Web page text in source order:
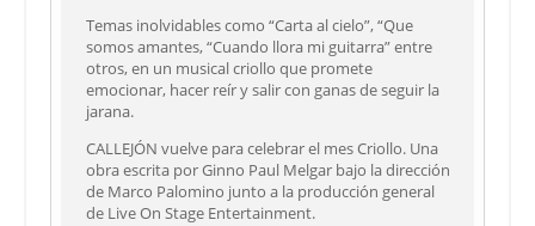
Temas inolvidables como “Carta al cielo”, “Que
somos amantes, “Cuando llora mi guitarra” entre
otros, en un musical criollo que promete
emocionar, hacer reír y salir con ganas de seguir la
jarana.
CALLEJÓN vuelve para celebrar el mes Criollo. Una
obra escrita por Ginno Paul Melgar bajo la dirección
de Marco Palomino junto a la producción general
de Live On Stage Entertainment.